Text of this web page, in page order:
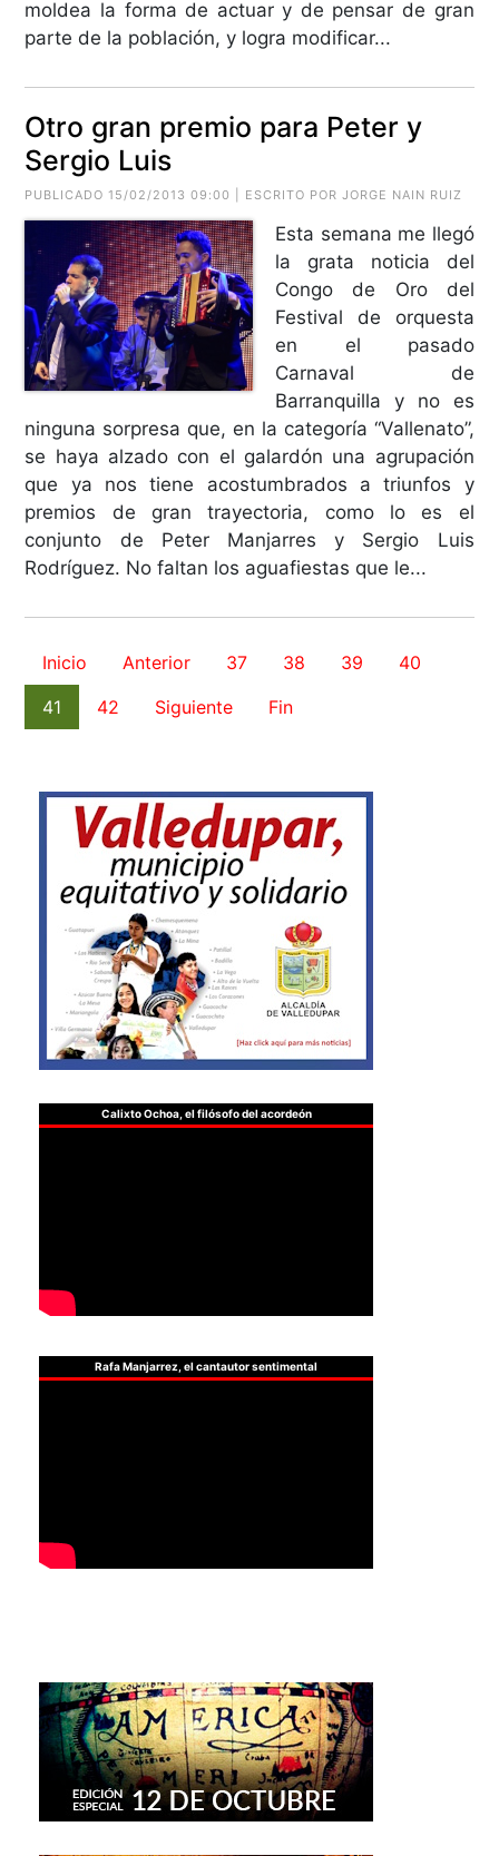
moldea la forma de actuar y de pensar de gran
parte de la población, y logra modificar...
Otro gran premio para Peter y
Sergio Luis
PUBLICADO 15/02/2013 09:00 | ESCRITO POR JORGE NAIN RUIZ
Esta semana me llegó
la grata noticia del
Congo de Oro del
Festival de orquesta
en el pasado
Carnaval de
Barranquilla y no es
ninguna sorpresa que, en la categoría “Vallenato”,
se haya alzado con el galardón una agrupación
que ya nos tiene acostumbrados a triunfos y
premios de gran trayectoria, como lo es el
conjunto de Peter Manjarres y Sergio Luis
Rodríguez. No faltan los aguafiestas que le...
Inicio Anterior 37 38 39
40
41
42 Siguiente Fin
Calixto Ochoa, el filósofo del acordeón
Rafa Manjarrez, el cantautor sentimental